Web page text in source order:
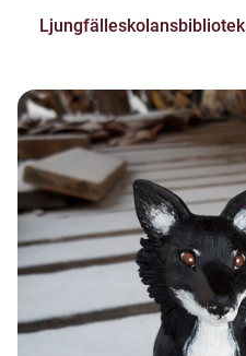
Ljungfälleskolansbibliotek